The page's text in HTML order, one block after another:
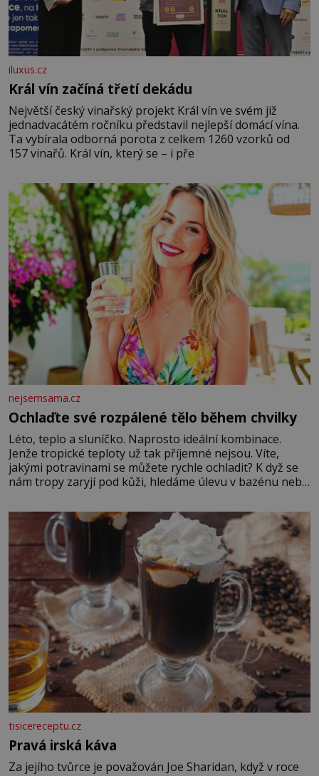
iluxus.cz
Král vín začíná třetí dekádu
Největší český vinařský projekt Král vín ve svém již
jednadvacátém ročníku představil nejlepší domácí vína.
Ta vybírala odborná porota z celkem 1260 vzorků od
157 vinařů. Král vín, který se – i pře
nejsemsama.cz
Ochlaďte své rozpálené tělo během chvilky
Léto, teplo a sluníčko. Naprosto ideální kombinace.
Jenže tropické teploty už tak příjemné nejsou. Víte,
jakými potravinami se můžete rychle ochladit? K dyž se
nám tropy zaryjí pod kůži, hledáme úlevu v bazénu nebo
blízkosti. Nemusíte však zoufat. Pokud budete mít
promyšlený jídelníček, žadné pařáky si na vás
tisicereceptu.cz
Pravá irská káva
Za jejího tvůrce je považován Joe Sharidan, když v roce